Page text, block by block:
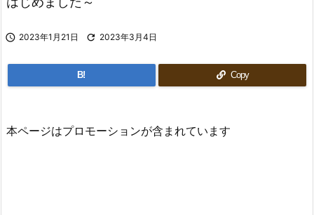
 2023年1月21日  2023年3月4日
B! Copy
本ページはプロモーションが含まれています